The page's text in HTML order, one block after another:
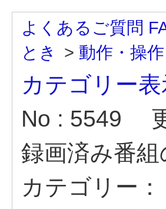
よくあるご質問
とき
> 動作・操作
カテゴリー表
No : 5549
録画済み番
カテゴリー：